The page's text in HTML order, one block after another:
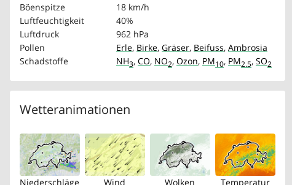
Böenspitze
18 km/h
Luftfeuchtigkeit
40%
Luftdruck
962 hPa
Pollen
Erle, Birke, Gräser, Beifuss, Ambrosia
Schadstoffe
NH3, CO, NO2, Ozon, PM10, PM2.5, SO2
Wetteranimationen
Niederschläge Wind Wolken Temperatur